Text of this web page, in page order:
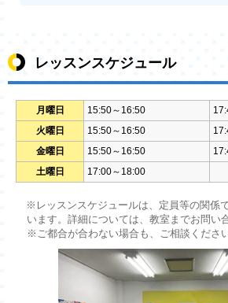
レッスンスケジュール
月曜日 15:50～16:50
火曜日
15:50～16:50
金曜日
15:50～16:50
土曜日
17:00～18:00
※レッスンスケジュールは、定員等の関係
います。詳細については、教室までお問い
※ご都合が合わない場合も、ご相談ください